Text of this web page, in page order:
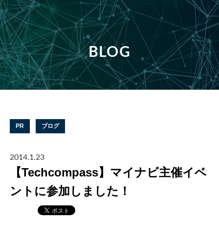
BLOG
PR ブログ
2014.1.23
【Techcompass】マイナビ主催イベ
ントに参加しました！